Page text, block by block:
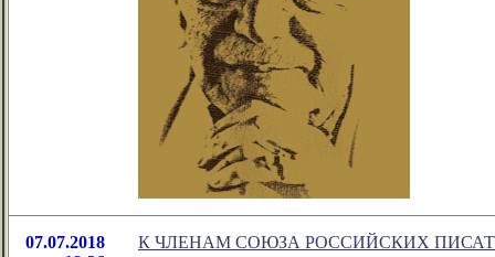
07.07.2018
К ЧЛЕНАМ СОЮЗА РОССИЙСКИХ